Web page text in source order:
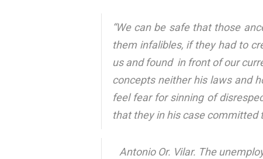
“We can be safe that those
them infalibles, if they had to
us and found in front of our
concepts neither his laws and
feel fear for sinning of
that they in his case committed
Antonio Or. Vilar. The